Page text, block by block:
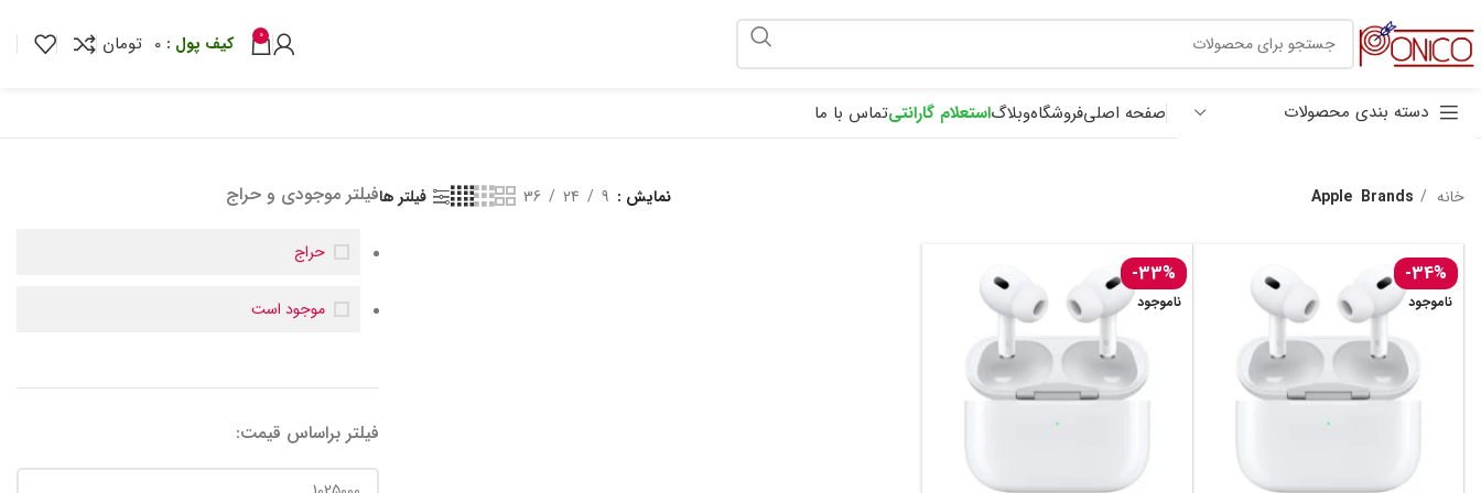
0
0 تومان
دسته بندی محصولات صفحه اصلیفروشگاهوبلاگاستعلام گارانتیتماس با ما
فیلتر موجودی و حراج
حراج
موجود است
فیلتر براساس قیمت:
خانه Brands
Apple نمایش 9
24
36 فیلتر ها
-34%
ناموجود
-33%
ناموجود
30 هزار تومان ترب پی